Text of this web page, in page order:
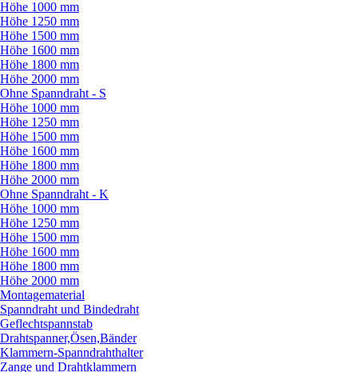
Höhe 1000 mm
Höhe 1250 mm
Höhe 1500 mm
Höhe 1600 mm
Höhe 1800 mm
Höhe 2000 mm
Ohne Spanndraht - S
Höhe 1000 mm
Höhe 1250 mm
Höhe 1500 mm
Höhe 1600 mm
Höhe 1800 mm
Höhe 2000 mm
Ohne Spanndraht - K
Höhe 1000 mm
Höhe 1250 mm
Höhe 1500 mm
Höhe 1600 mm
Höhe 1800 mm
Höhe 2000 mm
Montagematerial
Spanndraht und Bindedraht
Geflechtspannstab
Drahtspanner,Ösen,Bänder
Klammern-Spanndrahthalter
Zange und Drahtklammern